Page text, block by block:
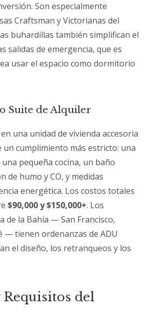
Son especialmente
Craftsman y Victorianas del
buhardillas también simplifican el
salidas de emergencia, que es
usar el espacio como dormitorio
Suite de Alquiler
una unidad de vivienda accesoria
cumplimiento más estricto: una
pequeña cocina, un baño
de humo y CO, y medidas
energética. Los costos totales
$90,000 y $150,000+. Los
de la Bahía — San Francisco,
— tienen ordenanzas de ADU
el diseño, los retranqueos y los
Requisitos del